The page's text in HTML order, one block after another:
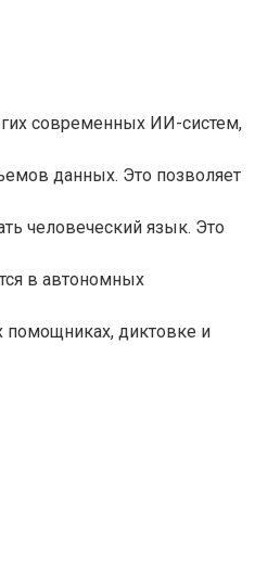
современных ИИ-систем,
данных. Это позволяет
человеческий язык. Это
в автономных
помощниках, диктовке и